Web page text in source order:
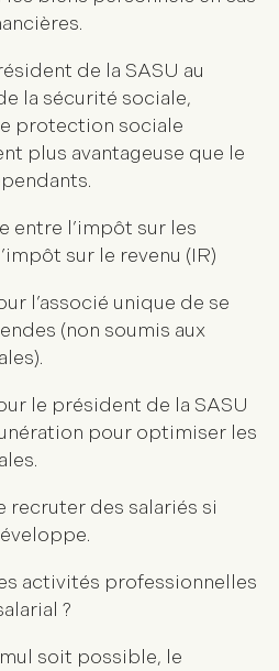
de la SASU au
la sécurité sociale,
protection sociale
plus avantageuse que le
entre l’impôt sur les
sur le revenu (IR)
l’associé unique de se
(non soumis aux
le président de la SASU
pour optimiser les
recruter des salariés si
activités professionnelles
?
soit possible, le